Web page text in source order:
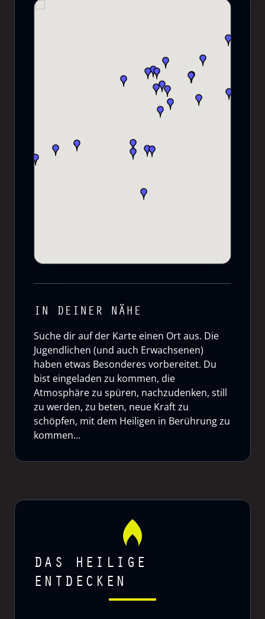
IN DEINER NÄHE
Suche dir auf der Karte einen Ort aus. Die
Jugendlichen (und auch Erwachsenen)
haben etwas Besonderes vorbereitet. Du
bist eingeladen zu kommen, die
Atmosphäre zu spüren, nachzudenken, still
zu werden, zu beten, neue Kraft zu
schöpfen, mit dem Heiligen in Berührung zu
kommen...
DAS HEILIGE
ENTDECKEN